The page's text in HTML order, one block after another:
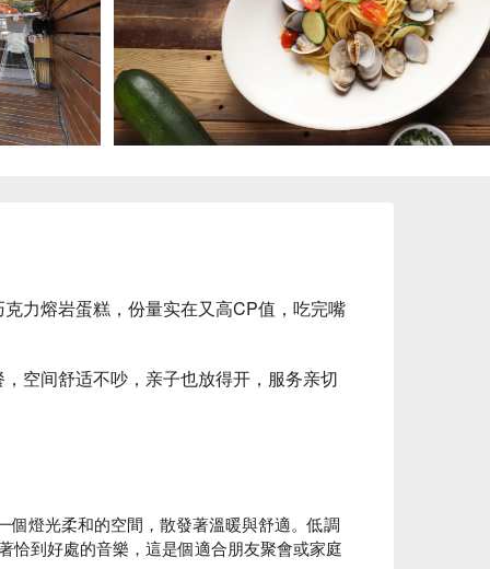
力熔岩蛋糕，份量实在又高CP值，吃完嘴
空间舒适不吵，亲子也放得开，服务亲切
個燈光柔和的空間，散發著溫暖與舒適。低調
恰到好處的音樂，這是個適合朋友聚會或家庭